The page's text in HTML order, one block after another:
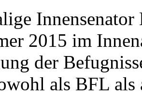
2015 im
der
als BFL